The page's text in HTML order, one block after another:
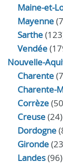
Maine-et-
Mayenne
Sarthe
Vendée
Nouvelle-
Charente
Charente-
Corrèze
Creuse(24)
Dordogne
Gironde
Landes(96)